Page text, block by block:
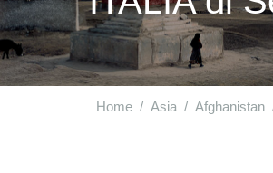
Home Asia Afghanistan